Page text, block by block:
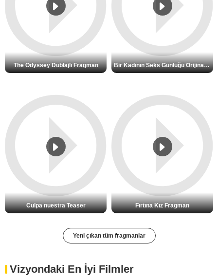
The Odyssey Dublajlı Fragman Bir Kadının Seks Günlüğü Orijinal Fragman
Culpa nuestra Teaser Fırtına Kız Fragman
Yeni çıkan tüm fragmanlar
Vizyondaki En İyi Filmler